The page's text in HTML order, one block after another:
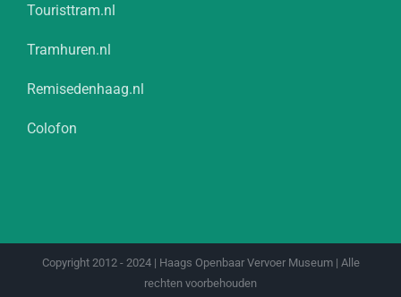
Touristtram.nl
Tramhuren.nl
Remisedenhaag.nl
Colofon
Copyright 2012 - 2024 | Haags Openbaar Vervoer Museum | Alle
rechten voorbehouden